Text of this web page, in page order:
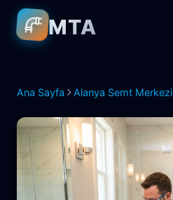
MTA
Ana Sayfa Alanya Semt Merkezi